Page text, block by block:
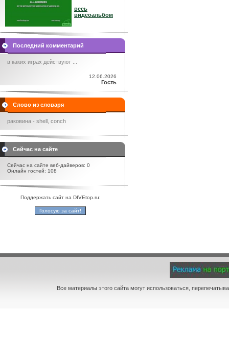
весь
видеоальбом
Последний комментарий
в каких играх действуют ...
12.06.2026
Гость
Слово из словаря
раковина - shell, conch
Сейчас на сайте
Сейчас на сайте веб-дайверов: 0
Онлайн гостей: 108
Поддержать сайт на DIVEtop.ru:
Все материалы этого сайта могут использоваться,